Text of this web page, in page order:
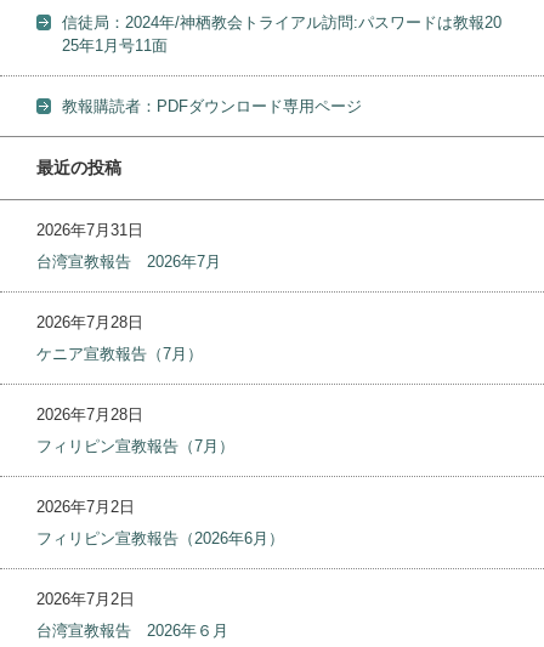
信徒局：2024年/神栖教会トライアル訪問:パスワードは教報20
25年1月号11面
教報購読者：PDFダウンロード専用ページ
最近の投稿
2026年7月31日
台湾宣教報告 2026年7月
2026年7月28日
ケニア宣教報告（7月）
2026年7月28日
フィリピン宣教報告（7月）
2026年7月2日
フィリピン宣教報告（2026年6月）
2026年7月2日
台湾宣教報告 2026年６月